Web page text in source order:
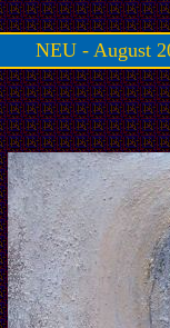
NEU - August